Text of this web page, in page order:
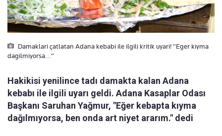
Damaklari çatlatan Adana kebabi ile ilgili kritik uyari! "Eger kiyma
dagilmiyorsa..."
Hakikisi yenilince tadı damakta kalan Adana
kebabı ile ilgili uyarı geldi. Adana Kasaplar Odası
Başkanı Saruhan Yağmur, "Eğer kebapta kıyma
dağılmıyorsa, ben onda art niyet ararım." dedi